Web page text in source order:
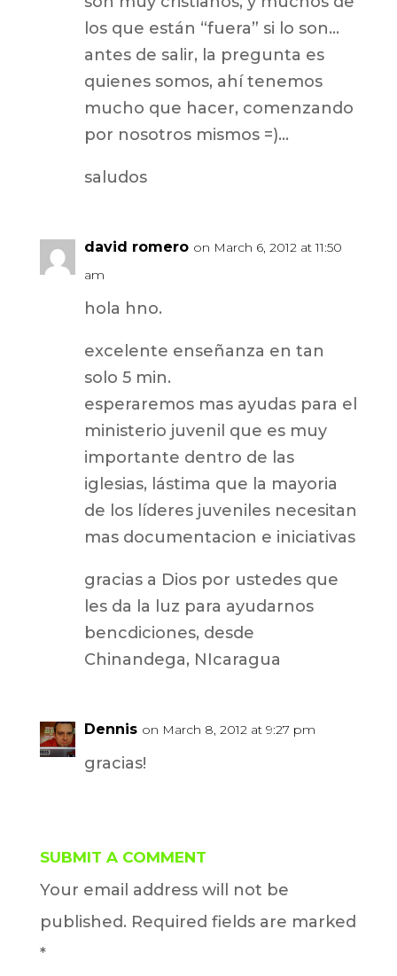
los que están “fuera” si lo son…
antes de salir, la pregunta es
quienes somos, ahí tenemos
mucho que hacer, comenzando
por nosotros mismos =)…
saludos
david romero on March 6, 2012 at 11:50
am
hola hno.
excelente enseñanza en tan
solo 5 min.
esperaremos mas ayudas para el
ministerio juvenil que es muy
importante dentro de las
iglesias, lástima que la mayoria
de los líderes juveniles necesitan
mas documentacion e iniciativas
gracias a Dios por ustedes que
les da la luz para ayudarnos
bencdiciones, desde
Chinandega, NIcaragua
Dennis on March 8, 2012 at 9:27 pm
gracias!
SUBMIT A COMMENT
Your email address will not be
published. Required fields are marked
*